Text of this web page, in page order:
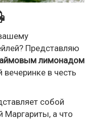
Представляю
лимонадом
в честь
собой
Маргариты, а что